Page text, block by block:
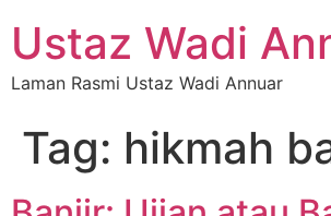
Ustaz Wadi
Laman Rasmi Ustaz Wadi Annuar
Tag: hikmah